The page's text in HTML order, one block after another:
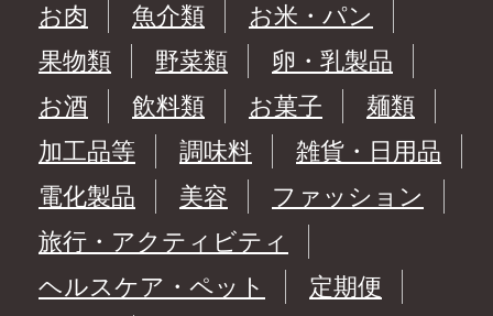
お肉
魚介類
お米・パン
果物類
野菜類
卵・乳製品
お酒
飲料類 お菓子
麺類
加工品等
調味料
雑貨・日用品
電化製品
美容
ファッション
旅行・アクティビティ
ヘルスケア・ペット
定期便